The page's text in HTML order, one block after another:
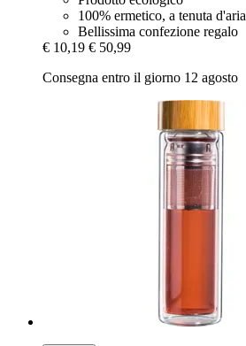
100% ermetico, a tenuta d'aria
Bellissima confezione regalo
€ 10,19 € 50,99
Consegna entro il giorno 12 agosto